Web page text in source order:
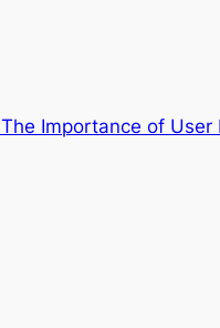
The Importance of User